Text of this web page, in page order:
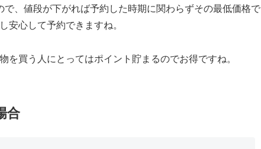
で、値段が下がれば予約した時期に関わらずその最低価格で
心して予約できますね。
買う人にとってはポイント貯まるのでお得ですね。
合